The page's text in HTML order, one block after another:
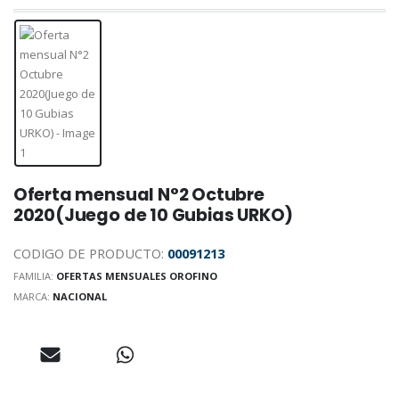
Oferta mensual N°2 Octubre
2020(Juego de 10 Gubias URKO)
CODIGO DE PRODUCTO: 00091213
FAMILIA: OFERTAS MENSUALES OROFINO
MARCA: NACIONAL